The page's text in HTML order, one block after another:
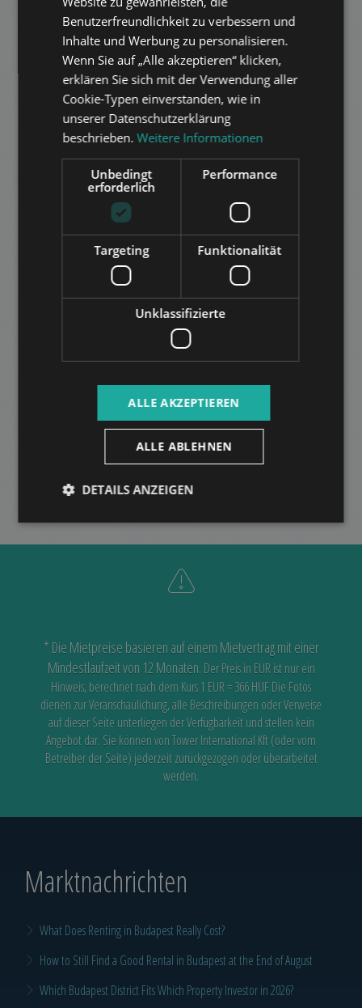
ISTENHEGY, LÓRÁNT ÚT
Miete:3.386.000 HUF
Distrikt 12 • 4 Schlafzimmer • 350 m
ZUR LISTE HINZUFÜGEN
842.000 HUF
Distrikt 12 • 3 Schlafzimmer • 103 m
MEHR
* Die Mietpreise basieren auf einem Mietvertrag mit einer
Mindestlaufzeit von 12 Monaten. Der Preis in EUR ist nur ein
Hinweis, berechnet nach dem Kurs 1 EUR = 366 HUFDie Fotos
dienen zur Veranschaulichung, alle Beschreibungen oder Verweise
auf dieser Seite unterliegen der Verfügbarkeitund stellen kein
Angebot dar. Sie können von Tower International Kft (oder vom
Betreiber der Seite) jederzeit zurückgezogen oder überarbeitet
werden.
Marktnachrichten
What Does Renting in Budapest Really Cost?
How to Still Find a Good Rental in Budapest at the End of August
Which Budapest District Fits Which Property Investor in 2026?
FRENCH
ITALIAN
SPANISH
RUSSIAN
Benutzerfreundlichkeit zu verbessern und
Inhalte und Werbung zu personalisieren.
Wenn Sie auf „Alle akzeptieren“ klicken,
erklären Sie sich mit der Verwendung aller
Cookie-Typen einverstanden, wie in
unserer Datenschutzerklärung
beschrieben. Weitere Informationen
Unbedingt
erforderlich
Performance
Targeting Funktionalität
Unklassifizierte
ALLE AKZEPTIEREN
ALLE ABLEHNEN
DETAILS ANZEIGEN